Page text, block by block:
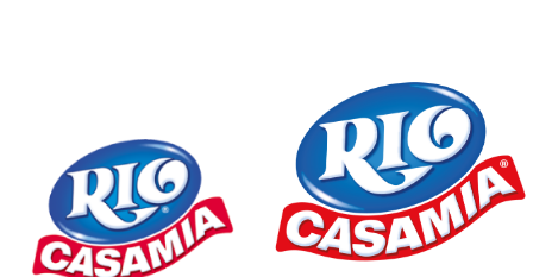
Rio Con Agente
Rio Melaceto
Rio Piatti
Rio Professional